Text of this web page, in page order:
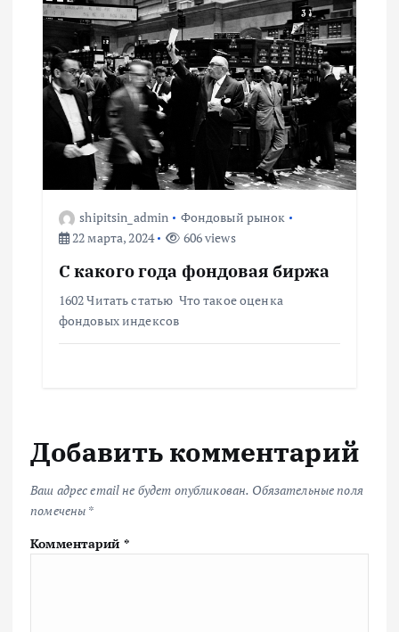
м
shipitsin_admin
Фондовый рынок
22 марта, 2024
606 views
С какого года фондовая биржа
1602 Читать статью Что такое оценка
фондовых индексов
Добавить комментарий
Ваш адрес email не будет опубликован. Обязательные поля
помечены *
Комментарий *